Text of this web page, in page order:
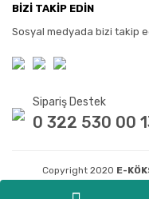
BİZİ TAKİP EDİN
Sosyal medyada bizi takip
Sipariş Destek
0 322 530 00
Copyright 2020 E-